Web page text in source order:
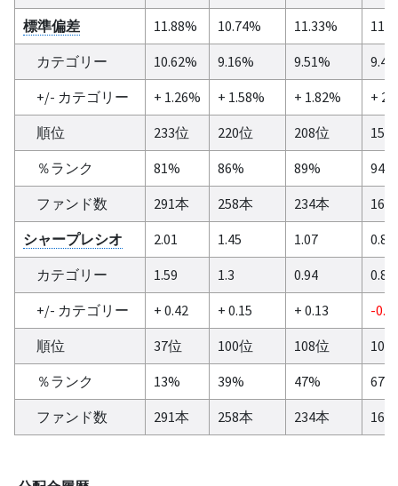
標準偏差
11.88% 10.74% 11.33%
カテゴリー
10.62% 9.16% 9.51%
+/- カテゴリー
+ 1.26% + 1.58% + 1.82%
+
順位
233位 220位 208位
154
％ランク
81% 86% 89%
94%
ファンド数
291本 258本 234本
165
シャープレシオ
2.01 1.45 1.07
0.85
カテゴリー
1.59 1.3 0.94
0.86
+/- カテゴリー
+ 0.42 + 0.15 + 0.13
-
順位
37位 100位 108位
109
％ランク
13% 39% 47%
67%
ファンド数
291本 258本 234本 165